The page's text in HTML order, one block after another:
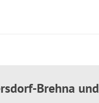
Brehna und